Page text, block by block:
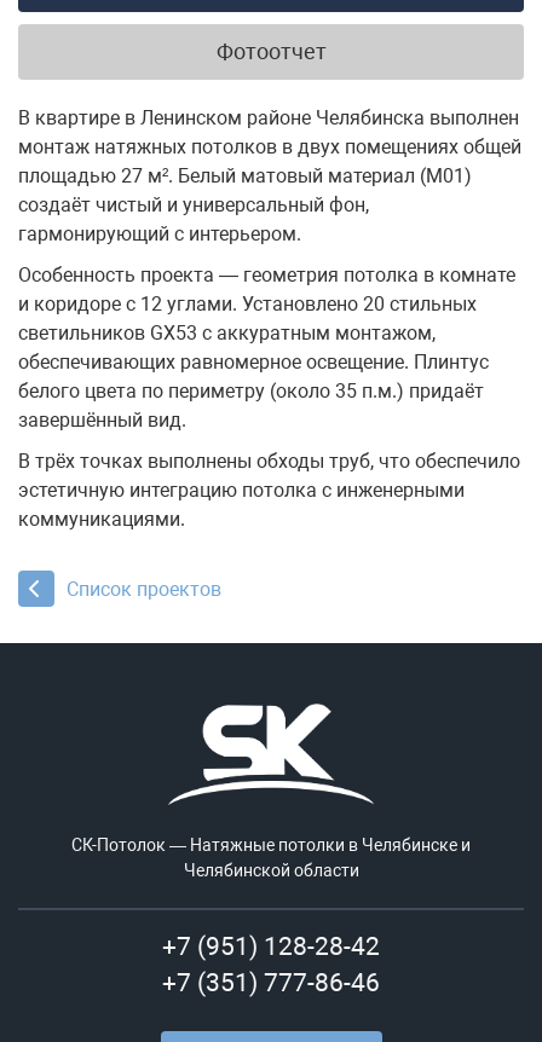
Фотоотчет
В квартире в Ленинском районе Челябинска выполнен
монтаж натяжных потолков в двух помещениях общей
площадью 27 м². Белый матовый материал (M01)
создаёт чистый и универсальный фон,
гармонирующий с интерьером.
Особенность проекта — геометрия потолка в комнате
и коридоре с 12 углами. Установлено 20 стильных
светильников GX53 с аккуратным монтажом,
обеспечивающих равномерное освещение. Плинтус
белого цвета по периметру (около 35 п.м.) придаёт
завершённый вид.
В трёх точках выполнены обходы труб, что обеспечило
эстетичную интеграцию потолка с инженерными
коммуникациями.
Список проектов
СК-Потолок — Натяжные потолки в Челябинске и
Челябинской области
+7 (951) 128-28-42
+7 (351) 777-86-46